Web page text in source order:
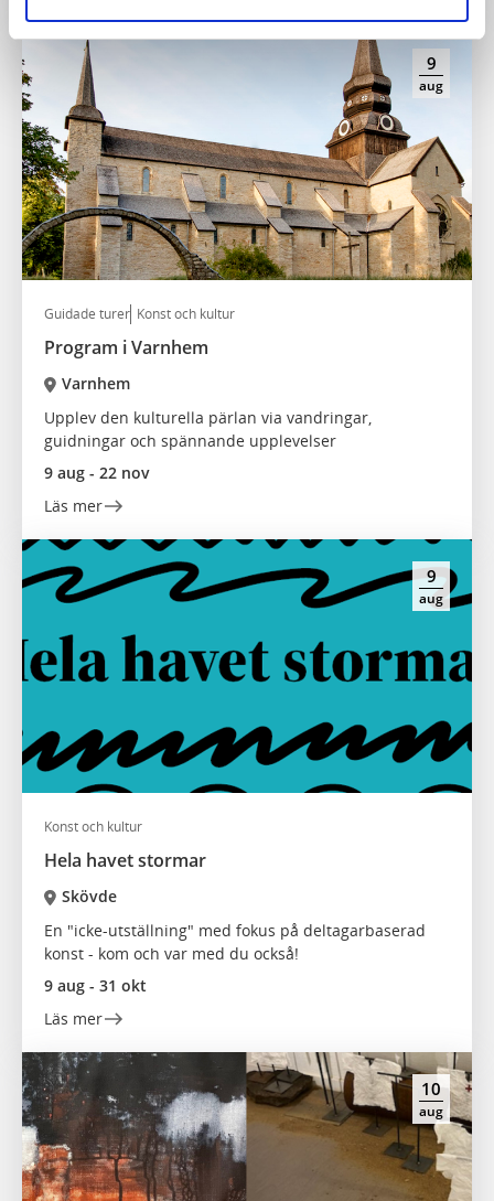
9
aug
Guidade turer Konst och kultur
Program i Varnhem
Varnhem
Upplev den kulturella pärlan via vandringar,
guidningar och spännande upplevelser
9 aug - 22 nov
Läs mer
9
aug
Konst och kultur
Hela havet stormar
Skövde
En "icke-utställning" med fokus på deltagarbaserad
konst - kom och var med du också!
9 aug - 31 okt
Läs mer
10
aug